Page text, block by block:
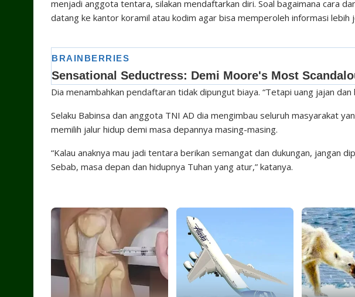
menjadi anggota tentara, silakan mendaftarkan diri. Soal bagaimana cara
datang ke kantor koramil atau kodim agar bisa memperoleh informasi lebih
Dia menambahkan pendaftaran tidak dipungut biaya. “Tetapi uang jajan
Selaku Babinsa dan anggota TNI AD dia mengimbau seluruh masyarakat
memilih jalur hidup demi masa depannya masing-masing.
“Kalau anaknya mau jadi tentara berikan semangat dan dukungan, jangan
Sebab, masa depan dan hidupnya Tuhan yang atur,” katanya.